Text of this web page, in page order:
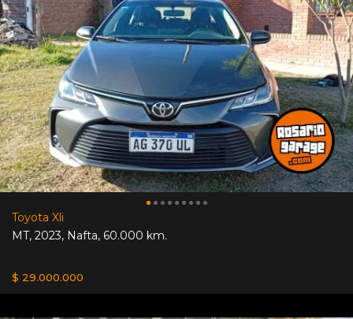
Toyota Xli
MT, 2023, Nafta, 60.000 km.
$ 29.000.000